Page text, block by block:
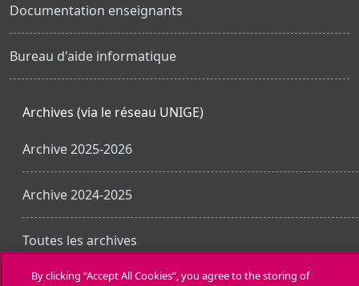
Documentation enseignants
Bureau d'aide informatique
Archives (via le réseau UNIGE)
Archive 2025-2026
Archive 2024-2025
Toutes les archives
By clicking “Accept All Cookies”, you agree to the storing of